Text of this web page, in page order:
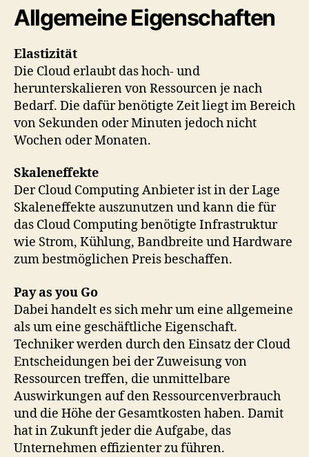
Allgemeine Eigenschaften
Elastizität
Die Cloud erlaubt das hoch- und
herunterskalieren von Ressourcen je nach
Bedarf. Die dafür benötigte Zeit liegt im Bereich
von Sekunden oder Minuten jedoch nicht
Wochen oder Monaten.
Skaleneffekte
Der Cloud Computing Anbieter ist in der Lage
Skaleneffekte auszunutzen und kann die für
das Cloud Computing benötigte Infrastruktur
wie Strom, Kühlung, Bandbreite und Hardware
zum bestmöglichen Preis beschaffen.
Pay as you Go
Dabei handelt es sich mehr um eine allgemeine
als um eine geschäftliche Eigenschaft.
Techniker werden durch den Einsatz der Cloud
Entscheidungen bei der Zuweisung von
Ressourcen treffen, die unmittelbare
Auswirkungen auf den Ressourcenverbrauch
und die Höhe der Gesamtkosten haben. Damit
hat in Zukunft jeder die Aufgabe, das
Unternehmen effizienter zu führen.